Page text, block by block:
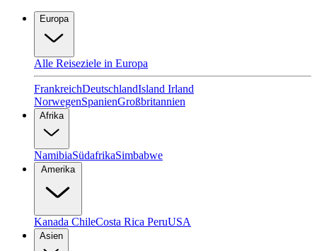
Europa
Alle Reiseziele in Europa
FrankreichDeutschlandIsland Irland
NorwegenSpanienGroßbritannien
Afrika
NamibiaSüdafrikaSimbabwe
Amerika
Kanada ChileCosta Rica PeruUSA
Asien